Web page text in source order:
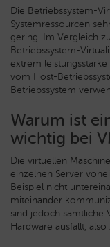
Die Betriebssystem-
Systemressourcen
gering. Im Vergleich
Betriebssystem-
extrem
vom Host-
Betriebssystem
Warum ist
wichtig bei
Die virtuellen
einzelnen Server
Beispiel nicht
miteinander
sind jedoch sämtliche
Hardware ausfällt,